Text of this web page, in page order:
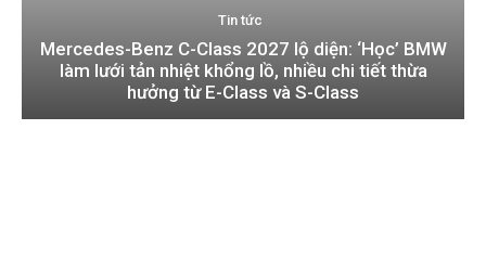
Tin tức
Mercedes-Benz C-Class 2027 lộ diện: ‘Học’ BMW
làm lưới tản nhiệt khổng lồ, nhiều chi tiết thừa
hưởng từ E-Class và S-Class